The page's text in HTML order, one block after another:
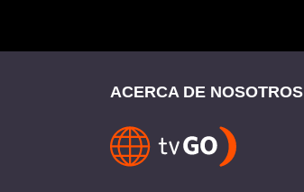
ACERCA DE NOSOTROS